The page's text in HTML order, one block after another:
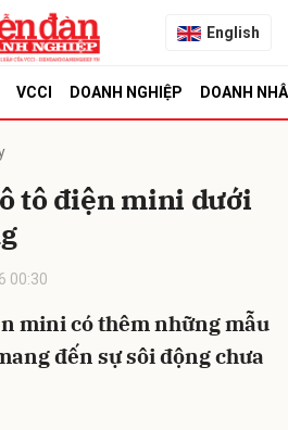
English
VCCI DOANH NGHIỆP DOANH
tô điện mini dưới
00:30
mini có thêm những mẫu
đến sự sôi động chưa
Hủy